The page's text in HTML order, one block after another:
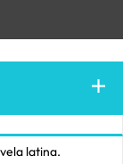
latina.